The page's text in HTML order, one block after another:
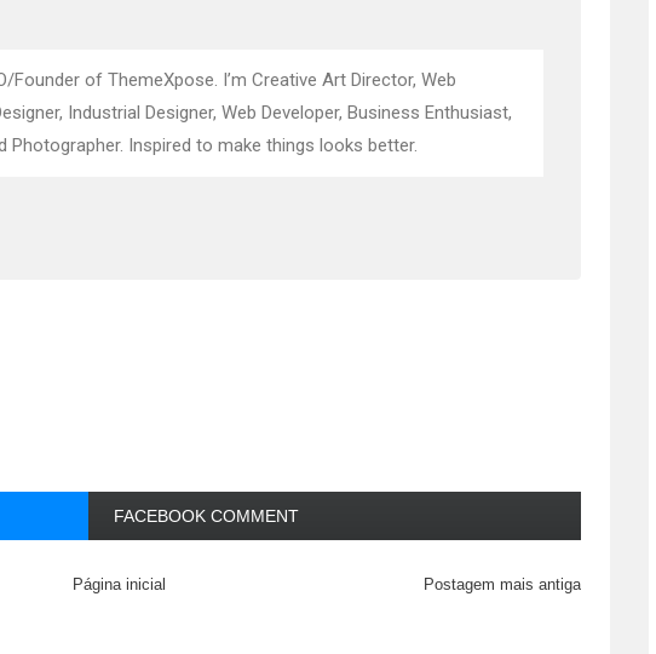
Founder of ThemeXpose. I’m Creative Art Director, Web
Industrial Designer, Web Developer, Business Enthusiast,
Photographer. Inspired to make things looks better.
FACEBOOK COMMENT
Postagem mais antiga
Página inicial